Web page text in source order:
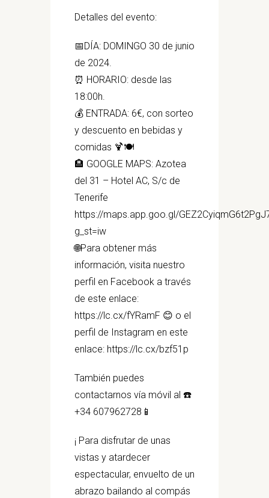
Detalles del evento:
📅DÍA: DOMINGO 30 de junio
de 2024.
⏰ HORARIO: desde las
18:00h.
💰 ENTRADA: 6€, con sorteo
y descuento en bebidas y
comidas 🍹🍽
🏨 GOOGLE MAPS: Azotea
del 31 – Hotel AC, S/c de
Tenerife
https://maps.app.goo.gl/
g_st=iw
🌐Para obtener más
información, visita nuestro
perfil en Facebook a través
de este enlace:
https://lc.cx/fYRamF 😊 o el
perfil de Instagram en este
enlace: https://lc.cx/bzf51p
También puedes
contactarnos vía móvil al ☎️
+34 607962728📱
¡ Para disfrutar de unas
vistas y atardecer
espectacular, envuelto de un
abrazo bailando al compás